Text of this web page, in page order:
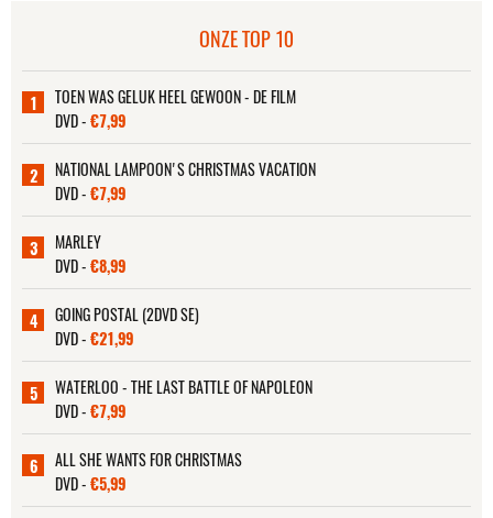
ONZE TOP 10
1
TOEN WAS GELUK HEEL GEWOON - DE FILM
DVD -€7,99
2
NATIONAL LAMPOON'S CHRISTMAS VACATION
DVD -€7,99
3
MARLEY
DVD -€8,99
4
GOING POSTAL (2DVD SE)
DVD -€21,99
5
WATERLOO - THE LAST BATTLE OF NAPOLEON
DVD -€7,99
6
ALL SHE WANTS FOR CHRISTMAS
DVD -€5,99